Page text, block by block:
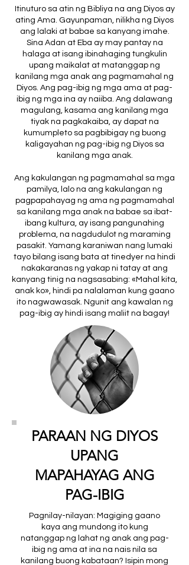
Itinuturo sa atin ng Bibliya na ang Diyos ay
ating Ama. Gayunpaman, nilikha ng Diyos
ang lalaki at babae sa kanyang imahe.
Sina Adan at Eba ay may pantay na
halaga at isang ibinahaging tungkulin
upang maikalat at matanggap ng
kanilang mga anak ang pagmamahal ng
Diyos. Ang pag-ibig ng mga ama at pag-
ibig ng mga ina ay naiiba. Ang dalawang
magulang, kasama ang kanilang mga
tiyak na pagkakaiba, ay dapat na
kumumpleto sa pagbibigay ng buong
kaligayahan ng pag-ibig ng Diyos sa
kanilang mga anak.
Ang kakulangan ng pagmamahal sa mga
pamilya, lalo na ang kakulangan ng
pagpapahayag ng ama ng pagmamahal
sa kanilang mga anak na babae sa ibat-
ibang kultura, ay isang pangunahing
problema, na nagdudulot ng maraming
pasakit. Yamang karaniwan nang lumaki
tayo bilang isang bata at tinedyer na hindi
nakakaranas ng yakap ni tatay at ang
kanyang tinig na nagsasabing: «Mahal kita,
anak ko», hindi pa nalalaman kung gaano
ito nagwawasak. Ngunit ang kawalan ng
pag-ibig ay hindi isang maliit na bagay!
PARAAN NG DIYOS
UPANG
MAPAHAYAG ANG
PAG-IBIG
Pagnilay-nilayan: Magiging gaano
kaya ang mundong ito kung
natanggap ng lahat ng anak ang pag-
ibig ng ama at ina na nais nila sa
kanilang buong kabataan? Isipin mong